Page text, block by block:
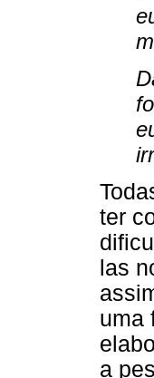
ter
las
uma
a